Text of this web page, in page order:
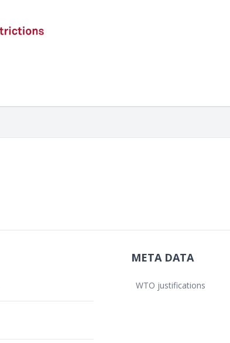
META DATA
WTO justifications